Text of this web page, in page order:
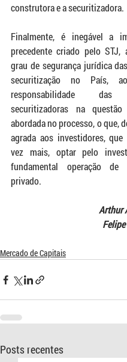
construtora e a securitizadora.
Finalmente, é inegável a
precedente criado pelo STJ,
grau de segurança jurídica
securitização no País,
responsabilidade das
securitizadoras na questão
abordada no processo, o que,
agrada aos investidores, que
vez mais, optar pelo
fundamental operação de
privado.
Arthur
Mercado de Capitais
Posts recentes